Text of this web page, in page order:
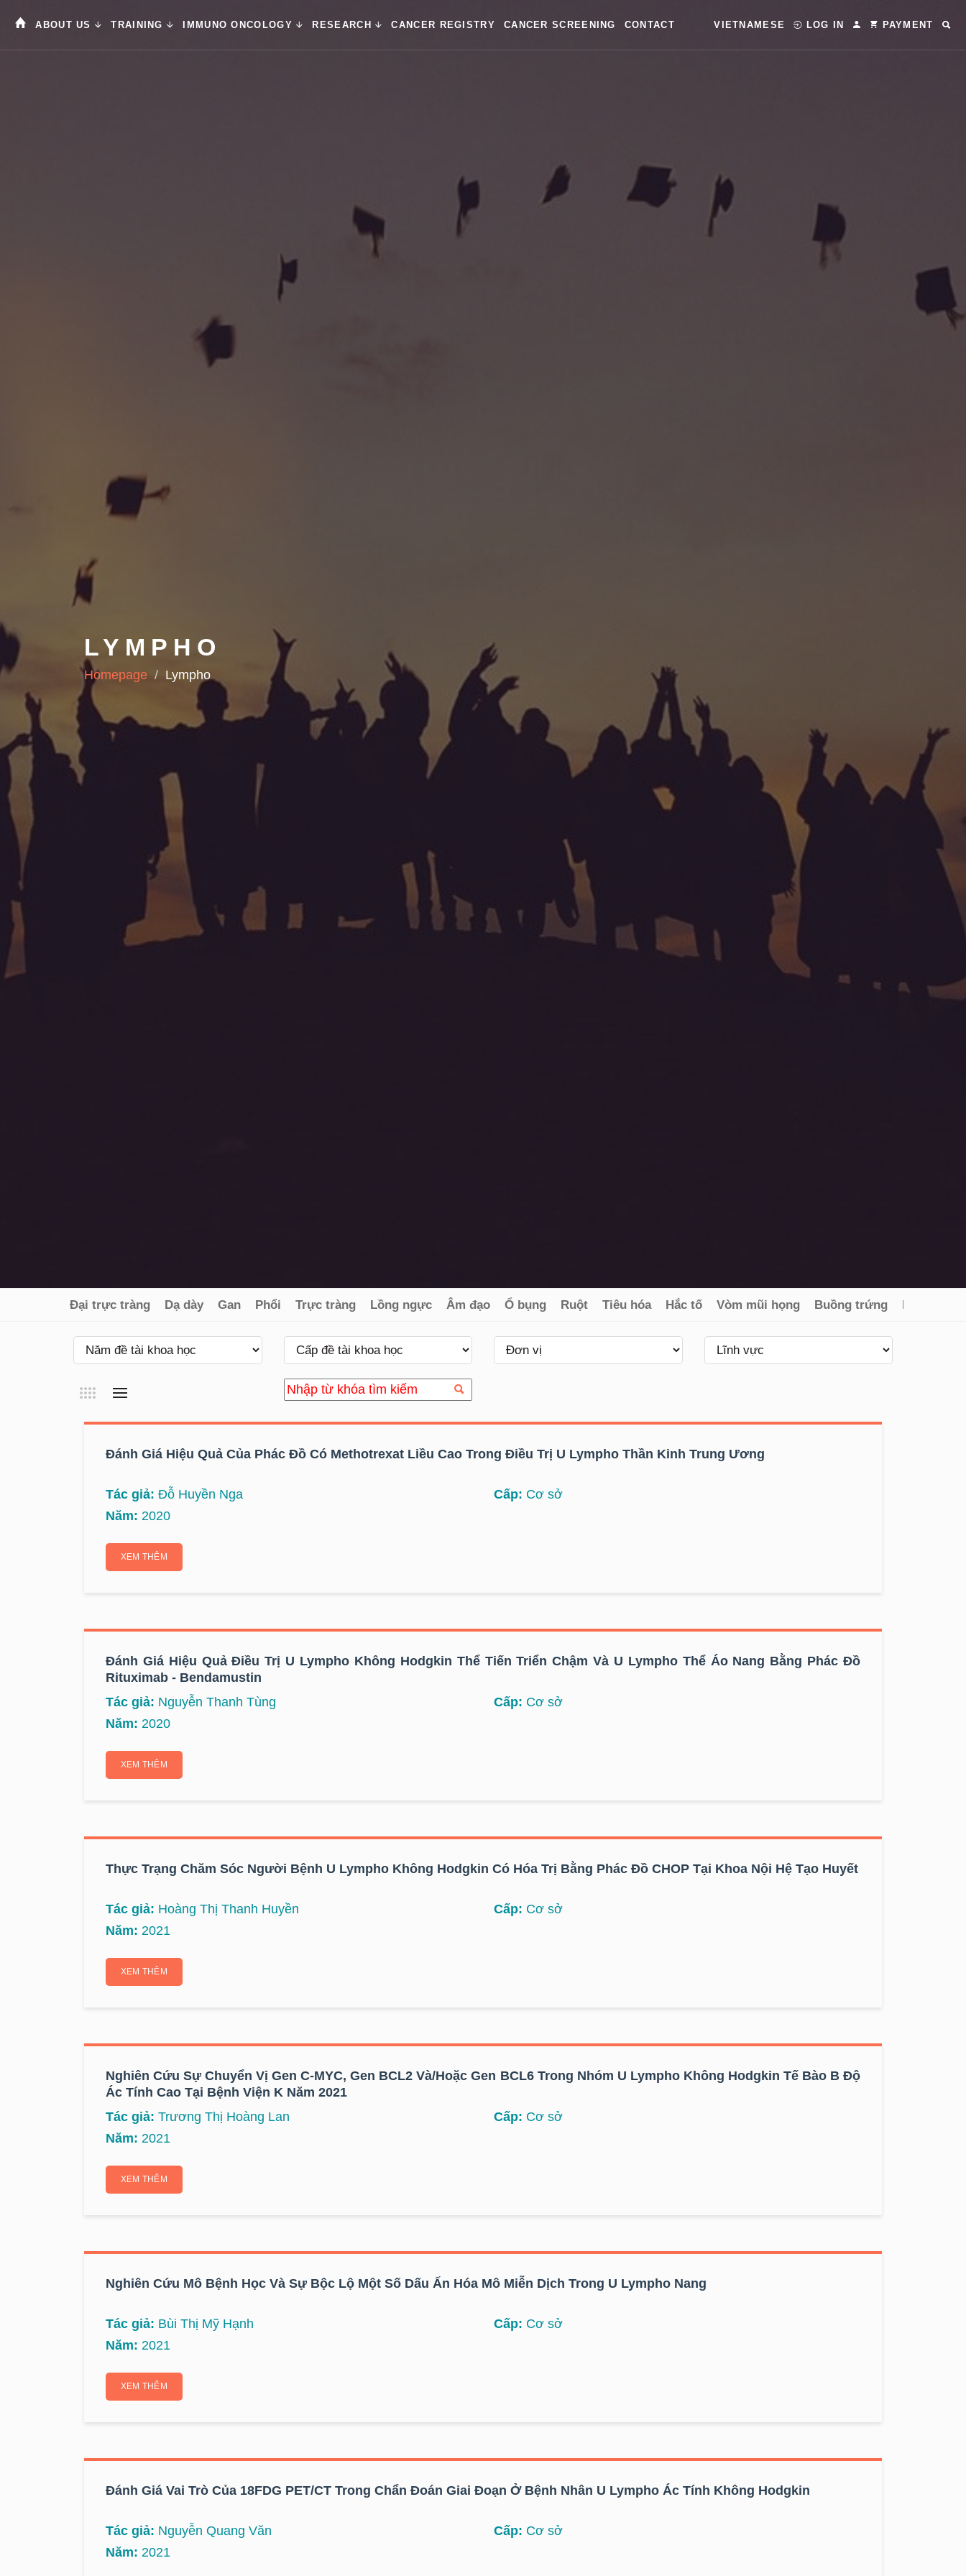
ABOUT US TRAINING IMMUNO ONCOLOGY RESEARCH CANCER REGISTRY CANCER SCREENING CONTACT VIETNAMESE LOG IN PAYMENT
LYMPHO
Homepage Lympho
Đại trực tràng Dạ dày Gan Phổi Trực tràng Lồng ngực Âm đạo Ổ bụng Ruột Tiêu hóa Hắc tố Vòm mũi họng Buồng trứng Lympho
Đánh Giá Hiệu Quả Của Phác Đồ Có Methotrexat Liều Cao Trong Điều Trị U Lympho Thần Kinh Trung Ương
Tác giả: Đỗ Huyền Nga Cấp: Cơ sở
Năm: 2020
XEM THÊM
Đánh Giá Hiệu Quả Điều Trị U Lympho Không Hodgkin Thể Tiến Triển Chậm Và U Lympho Thể Áo Nang Bằng Phác Đồ
Rituximab - Bendamustin
Tác giả: Nguyễn Thanh Tùng Cấp: Cơ sở
Năm: 2020
XEM THÊM
Thực Trạng Chăm Sóc Người Bệnh U Lympho Không Hodgkin Có Hóa Trị Bằng Phác Đồ CHOP Tại Khoa Nội Hệ Tạo Huyết
Tác giả: Hoàng Thị Thanh Huyền Cấp: Cơ sở
Năm: 2021
XEM THÊM
Nghiên Cứu Sự Chuyển Vị Gen C-MYC, Gen BCL2 Và/hoặc Gen BCL6 Trong Nhóm U Lympho Không Hodgkin Tế Bào B Độ
Ác Tính Cao Tại Bệnh Viện K Năm 2021
Tác giả: Trương Thị Hoàng Lan Cấp: Cơ sở
Năm: 2021
XEM THÊM
Nghiên Cứu Mô Bệnh Học Và Sự Bộc Lộ Một Số Dấu Ấn Hóa Mô Miễn Dịch Trong U Lympho Nang
Tác giả: Bùi Thị Mỹ Hạnh Cấp: Cơ sở
Năm: 2021
XEM THÊM
Đánh Giá Vai Trò Của 18FDG PET/CT Trong Chẩn Đoán Giai Đoạn Ở Bệnh Nhân U Lympho Ác Tính Không Hodgkin
Tác giả: Nguyễn Quang Văn Cấp: Cơ sở
Năm: 2021